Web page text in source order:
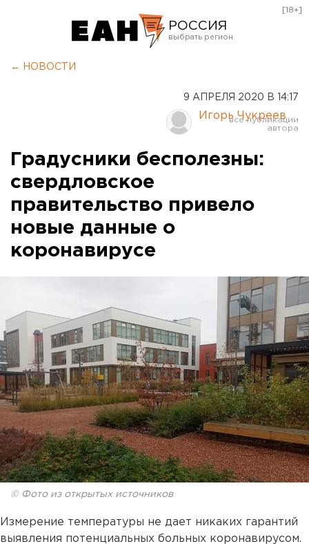
РОССИЯ
Курган
Оренбург
[18+]
← НОВОСТИ
9 АПРЕЛЯ 2020 В 14:17
Игорь Чукреев
Градусники бесполезны:
свердловское
правительство привело
новые данные о
коронавирусе
© Фото из открытых источников
Измерение температуры не дает никаких гарантий
выявления потенциальных больных коронавирусом.